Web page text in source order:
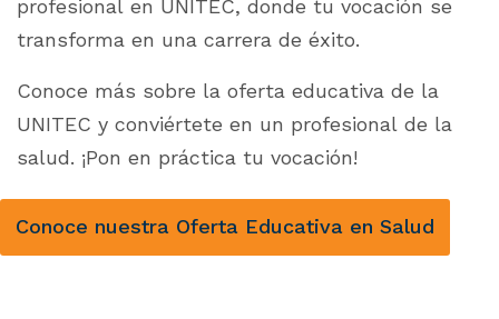
profesional en UNITEC, donde tu vocación se
transforma en una carrera de éxito.
Conoce más sobre la oferta educativa de la
UNITEC y conviértete en un profesional de la
salud. ¡Pon en práctica tu vocación!
Conoce nuestra Oferta Educativa en Salud